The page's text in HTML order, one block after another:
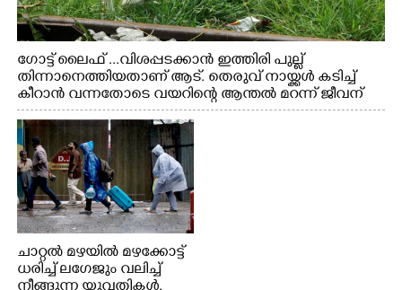
ഗോട്ട് ലൈഫ് ...വിശപ്പടക്കാൻ ഇത്തിരി പുല്ല്
തിന്നാനെത്തിയതാണ് ആട്. തെരുവ് നായ്ക്കൾ കടിച്ച്
കീറാൻ വന്നതോടെ വയറിന്റെ ആന്തൽ മറന്ന് ജീവന്
വേണ്ടിയായി ഓട്ടം. എറണാകുളം വാത്തുരുത്തിയിൽ
നിന്നുള്ള കാഴ്ച
ചാറ്റൽ മഴയിൽ മഴക്കോട്ട്
ധരിച്ച് ലഗേജും വലിച്ച്